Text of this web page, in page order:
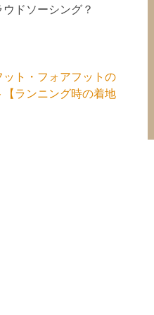
ドソーシング？
ト・フォアフットの
ランニング時の着地